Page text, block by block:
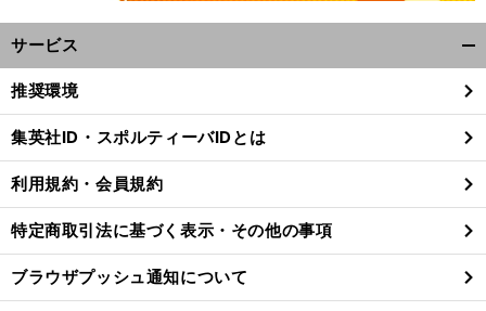
サービス
閉
る
推奨環境
集英社ID・スポルティーバIDとは
利用規約・会員規約
特定商取引法に基づく表示・その他の事項
ブラウザプッシュ通知について